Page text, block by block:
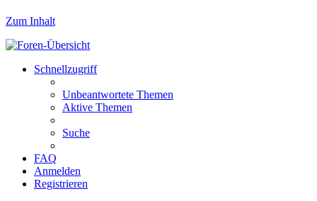
Zum Inhalt
Schnellzugriff
Unbeantwortete Themen
Aktive Themen
Suche
FAQ
Anmelden
Registrieren